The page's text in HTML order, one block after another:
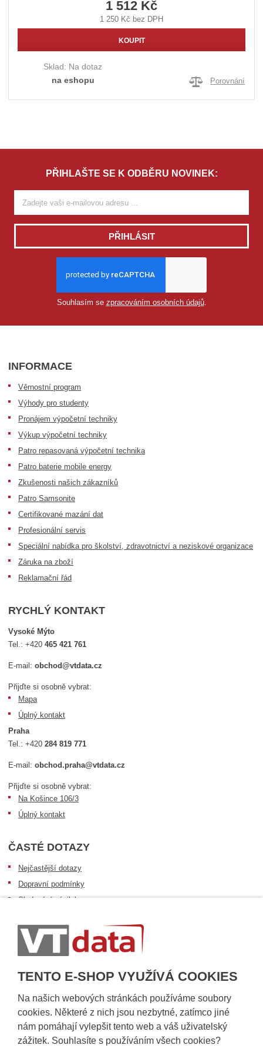
TENTO E-SHOP VYUŽÍVÁ COOKIES
Na našich webových stránkách používáme soubory
cookies. Některé z nich jsou nezbytné, zatímco jiné
nám pomáhají vylepšit tento web a váš uživatelský
zážitek. Souhlasíte s používáním všech cookies?
1 512 Kč
1 250 Kč bez DPH
KOUPIT
Sklad: Na dotaz
na eshopu
Porovnání
PŘIHLAŠTE SE K ODBĚRU NOVINEK:
PŘIHLÁSIT
Souhlasím se zpracováním osobních údajů.
INFORMACE
Věrnostní program
Výhody pro studenty
Pronájem výpočetní techniky
Výkup výpočetní techniky
Patro repasovaná výpočetní technika
Patro baterie mobile energy
Zkušenosti našich zákazníků
Patro Samsonite
Certifikované mazání dat
Profesionální servis
Speciální nabídka pro školství, zdravotnictví a neziskové organizace
Záruka na zboží
Reklamační řád
RYCHLÝ KONTAKT
Vysoké Mýto
Tel.:+420465 421 761
E-mail:obchod@vtdata.cz
Přijďte si osobně vybrat:
Mapa
Úplný kontakt
Praha
Tel.:+420284 819 771
E-mail:obchod.praha@vtdata.cz
Přijďte si osobně vybrat:
Na Košince 106/3
Úplný kontakt
ČASTÉ DOTAZY
Nejčastější dotazy
Dopravní podmínky
Sledování zásilek
Informace k dostupnosti zboží
Obecné informace